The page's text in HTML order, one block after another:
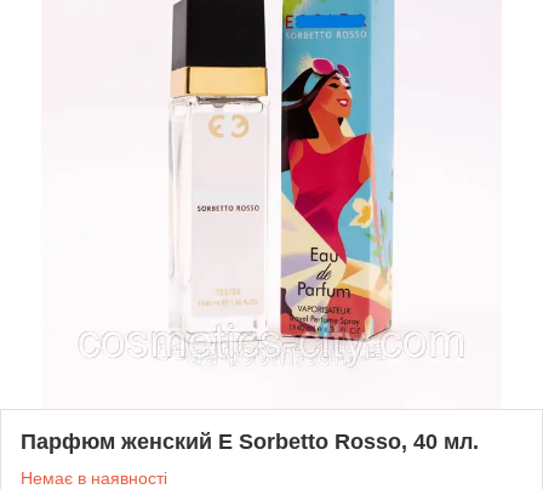
Парфюм женский E Sorbetto Rosso, 40 мл.
Немає в наявності